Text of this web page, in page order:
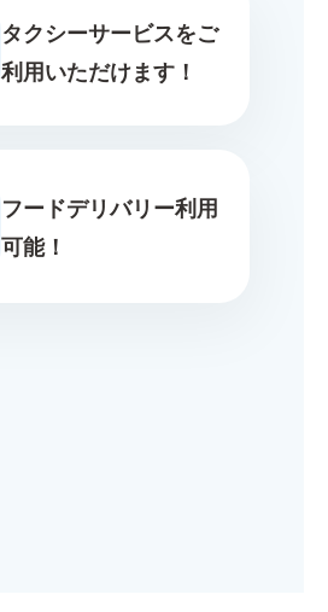
タクシーサービスをご
利用いただけます！
フードデリバリー利用
可能！